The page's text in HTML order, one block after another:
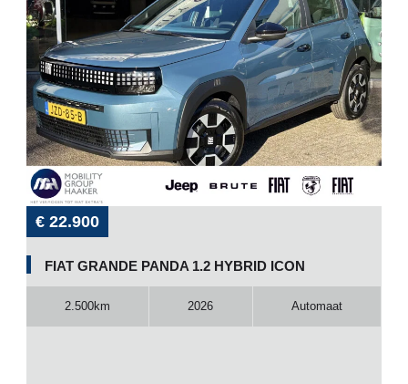
€ 22.900
FIAT GRANDE PANDA 1.2 HYBRID ICON
2.500km 2026 Automaat